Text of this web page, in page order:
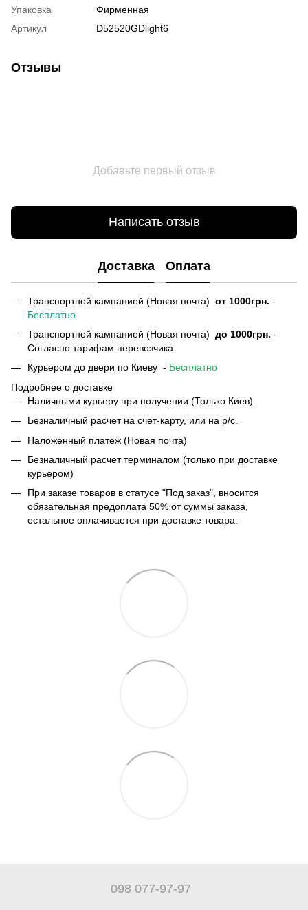
Упаковка
Фирменная
Артикул
D52520GDlight6
Отзывы
Добавьте первый отзыв
Написать отзыв
Доставка Оплата
Транспортной кампанией (Новая почта) от 1000грн. -
Бесплатно
Транспортной кампанией (Новая почта) до 1000грн. -
Согласно тарифам перевозчика
Курьером до двери по Киеву - Бесплатно
Подробнее о доставке
Наличными курьеру при получении (Только Киев).
Безналичный расчет на счет-карту, или на р/с.
Наложенный платеж (Новая почта)
Безналичный расчет терминалом (только при доставке
курьером)
При заказе товаров в статусе "Под заказ", вносится
обязательная предоплата 50% от суммы заказа,
остальное оплачивается при доставке товара.
098 077-97-97